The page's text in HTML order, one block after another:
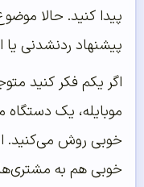
پیدا کنید. حالا
پیشنهاد ردنشدنی
اگر یکم فکر کنید
موبایله، یک
خوبی روش می‌کنید.
خوبی هم به